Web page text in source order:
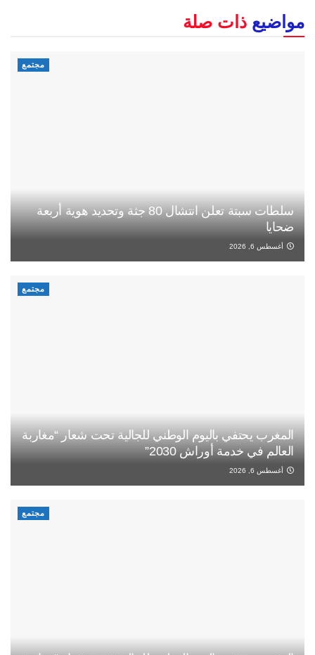
مواضيع ذات صلة
مجتمع
سلطات سبتة تعلن انتشال 80 جثة وتحديد هوية أربعة
ضحايا
أغسطس 6, 2026
مجتمع
المغرب يحتفي باليوم الوطني للجالية تحت شعار “مغاربة
العالم في خدمة أوراش 2030”
أغسطس 6, 2026
مجتمع